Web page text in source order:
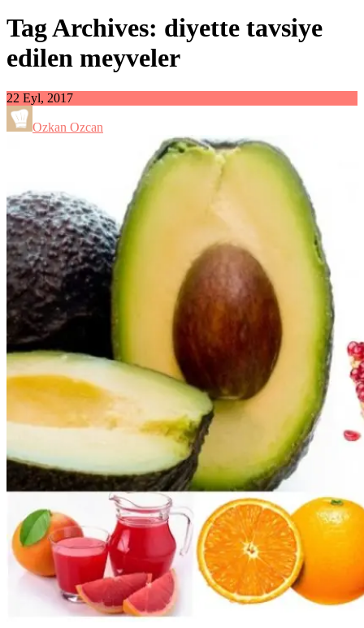
Tag Archives: diyette tavsiye
edilen meyveler
22 Eyl, 2017
Ozkan Ozcan